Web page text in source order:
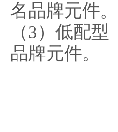
名品牌元件。
（3）低配
品牌元件。